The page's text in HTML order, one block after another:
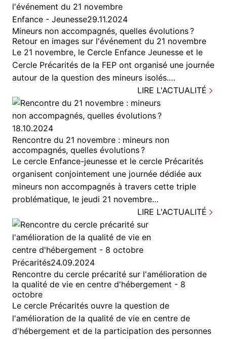
Enfance - Jeunesse29.11.2024
Mineurs non accompagnés, quelles évolutions ?
Retour en images sur l'événement du 21 novembre
Le 21 novembre, le Cercle Enfance Jeunesse et le
Cercle Précarités de la FEP ont organisé une journée
autour de la question des mineurs isolés.…
LIRE L'ACTUALITÉ
18.10.2024
Rencontre du 21 novembre : mineurs non
accompagnés, quelles évolutions ?
Le cercle Enfance-jeunesse et le cercle Précarités
organisent conjointement une journée dédiée aux
mineurs non accompagnés à travers cette triple
problématique, le jeudi 21 novembre…
LIRE L'ACTUALITÉ
Précarités24.09.2024
Rencontre du cercle précarité sur l'amélioration de
la qualité de vie en centre d'hébergement - 8
octobre
Le cercle Précarités ouvre la question de
l'amélioration de la qualité de vie en centre de
d'hébergement et de la participation des personnes